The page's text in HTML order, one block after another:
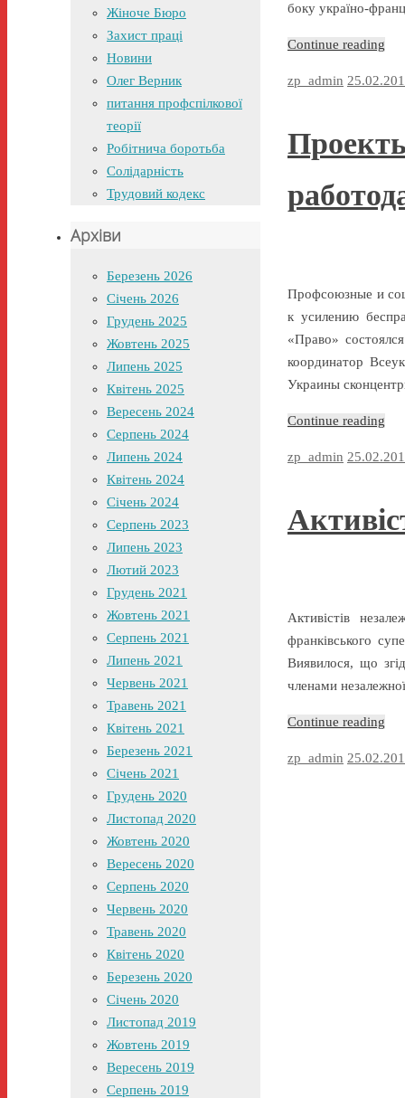
боку україно-
Continue reading
zp_admin
Профсоюзные и
к усилению
«Право»
координатор
Украины
Continue reading
zp_admin
Активістів
франківського
Виявилося, що
членами
Continue reading
zp_admin
Жіноче Бюро
Захист праці
Новини
Олег Верник
питання профспілкової
теорії
Робітнича боротьба
Солідарність
Трудовий кодекс
Архіви
Березень 2026
Січень 2026
Грудень 2025
Жовтень 2025
Липень 2025
Квітень 2025
Вересень 2024
Серпень 2024
Липень 2024
Квітень 2024
Січень 2024
Серпень 2023
Липень 2023
Лютий 2023
Грудень 2021
Жовтень 2021
Серпень 2021
Липень 2021
Червень 2021
Травень 2021
Квітень 2021
Березень 2021
Січень 2021
Грудень 2020
Листопад 2020
Жовтень 2020
Вересень 2020
Серпень 2020
Червень 2020
Травень 2020
Квітень 2020
Березень 2020
Січень 2020
Листопад 2019
Жовтень 2019
Вересень 2019
Серпень 2019